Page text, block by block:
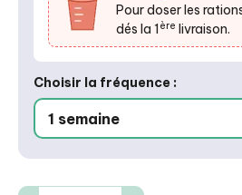
Pour doser les
dés la 1 ère livraison.
Choisir la fréquence :